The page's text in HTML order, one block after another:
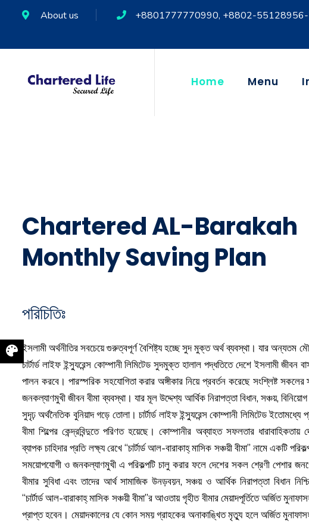
About us +8801777770990, +8802-
Home Menu
Chartered AL-Barakah
Monthly Saving Plan
পরিচিতিঃ
ইসলামী অর্থনীতির সবচেয়ে গুরুত্বপূর্ণ বৈশিষ্ট্য হচ্ছে সুদ মুক্ত অর্থ ব্যবস্থা। যার অন্যতম
চার্টার্ড লাইফ ইন্স্যুরেন্স কোম্পানী লিমিটেড সুদমুক্ত হালাল পদ্ধতিতে দেশে ইসলামী জীবন
পালন করবে। পারস্পরিক সহযোগিতা করার অঙ্গীকার নিয়ে প্রবর্তন করেছে সংশ্লিষ্ট
জনকল্যাণমুখী জীবন বীমা ব্যবস্থা। যার মূল উদ্দেশ্য আর্থিক নিরাপত্তা বিধান, সঞ্চয়,
সুদৃঢ় অর্থনৈতিক বুনিয়াদ গড়ে তোলা। চার্টার্ড লাইফ ইন্স্যুরেন্স কোম্পানী লিমিটেড
বীমা শিল্পের কেন্দ্রবিন্দুতে পরিণত হয়েছে। কোম্পানীর অব্যাহত সফলতার ধারাবাহিকতায়
ব্যাপক চাহিদার প্রতি লক্ষ্য রেখে “চার্টার্ড আল-বারাকাহ্ মাসিক সঞ্চয়ী বীমা” নামে একটি
সময়োপযোগী ও জনকল্যাণমুখী এ পরিকল্পটি চালু করার ফলে দেশের সকল শ্রেণী পেশার
বীমার সুবিধা এবং তাদের আর্থ সামাজিক উনড়বয়ন, সঞ্চয় ও আর্থিক নিরাপত্তা বিধান
“চার্টার্ড আল-বারাকাহ্ মাসিক সঞ্চয়ী বীমা”র আওতায় গৃহীত বীমার মেয়াদপূর্তিতে অর্জিত
প্রাপ্ত হবেন। মেয়াদকালের যে কোন সময় গ্রাহকের অনাকাঙ্খিত মৃত্যু হলে অর্জিত